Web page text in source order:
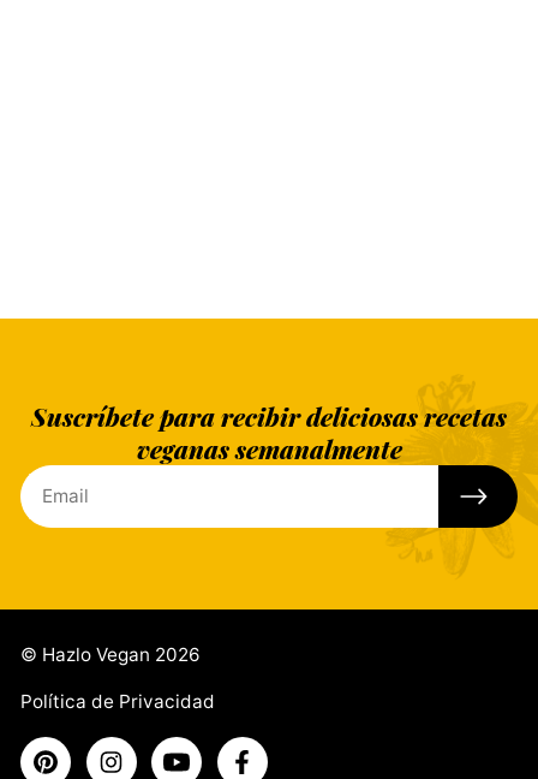
Suscríbete para recibir deliciosas recetas
veganas semanalmente
© Hazlo Vegan 2026
Política de Privacidad